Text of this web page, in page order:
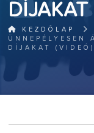
DÍJAKAT
KEZDŐLAP
ÜNNEPÉLYESEN
DÍJAKAT (VIDEÓ)